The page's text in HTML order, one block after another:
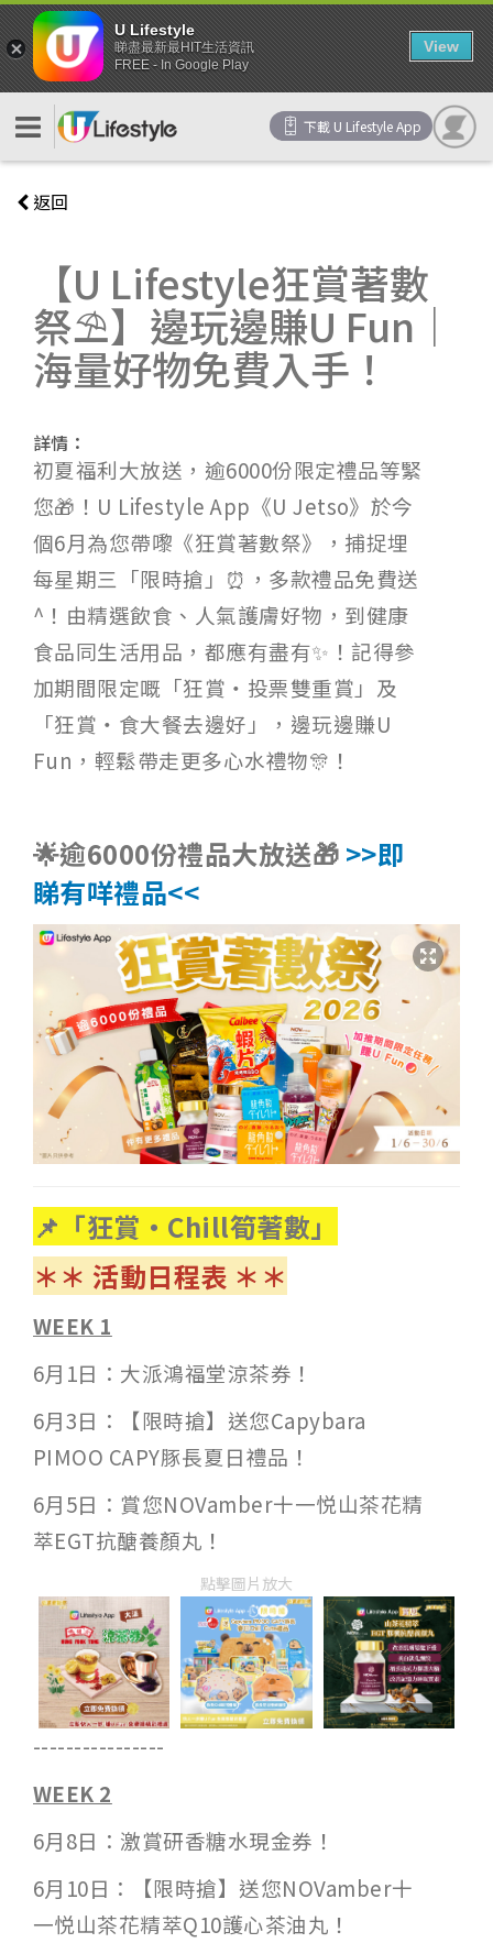
下載 U Lifestyle App
返回
【U Lifestyle狂賞著數
祭⛱️】邊玩邊賺U Fun｜
海量好物免費入手！
詳情：
初夏福利大放送，逾6000份限定禮品等緊
您🎁！U Lifestyle App《U Jetso》於今
個6月為您帶嚟《狂賞著數祭》，捕捉埋
每星期三「限時搶」⏰，多款禮品免費送
^！由精選飲食、人氣護膚好物，到健康
食品同生活用品，都應有盡有✨！記得參
加期間限定嘅「狂賞‧投票雙重賞」及
「狂賞‧食大餐去邊好」，邊玩邊賺U
Fun，輕鬆帶走更多心水禮物🎊！
🌟逾6000份禮品大放送🎁 >>即
睇有咩禮品<<
📌「狂賞‧Chill筍著數」
＊＊ 活動日程表 ＊＊
WEEK 1
6月1日：大派鴻福堂涼茶券！
6月3日：【限時搶】送您Capybara
PIMOO CAPY豚長夏日禮品！
6月5日：賞您NOVamber十一悦山茶花精
萃EGT抗醣養顏丸！
點擊圖片放大
----------------
WEEK 2
6月8日：激賞研香糖水現金券！
6月10日：【限時搶】送您NOVamber十
一悦山茶花精萃Q10護心茶油丸！
U Lifestyle
睇盡最新最HIT生活資訊
FREE - In Google Play
View